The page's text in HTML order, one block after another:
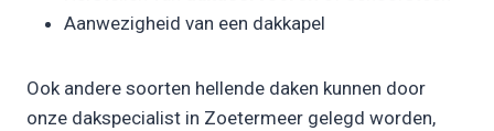
Aanwezigheid van een dakkapel
Ook andere soorten hellende daken kunnen door
onze dakspecialist in Zoetermeer gelegd worden,